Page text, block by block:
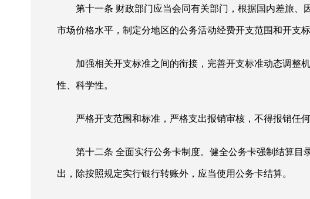
第十一条 财政部门应当会同有关部门，根据国内差旅、
市场价格水平，制定分地区的公务活动经费开支范围和开支标
加强相关开支标准之间的衔接，完善开支标准动态调整
性、科学性。
严格开支范围和标准，严格支出报销审核，不得报销任
第十二条 全面实行公务卡制度。健全公务卡强制结算目
出，除按照规定实行银行转账外，应当使用公务卡结算。